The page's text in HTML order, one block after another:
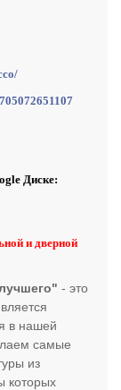
Диске:
и дверной
- это
в нашей
самые
из
которых